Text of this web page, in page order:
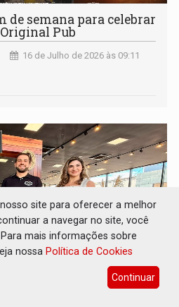
de semana para celebrar
Pub
16 de Julho de 2026 às 09:11
site para oferecer a melhor
a navegar no site, você
mais informações sobre
nossa Política de Cookies
Continuar